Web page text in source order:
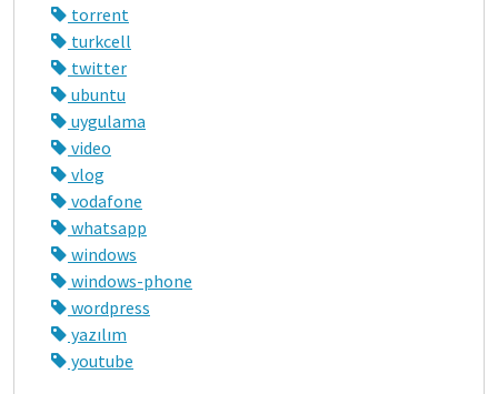
torrent
turkcell
twitter
ubuntu
uygulama
video
vlog
vodafone
whatsapp
windows
windows-phone
wordpress
yazılım
youtube